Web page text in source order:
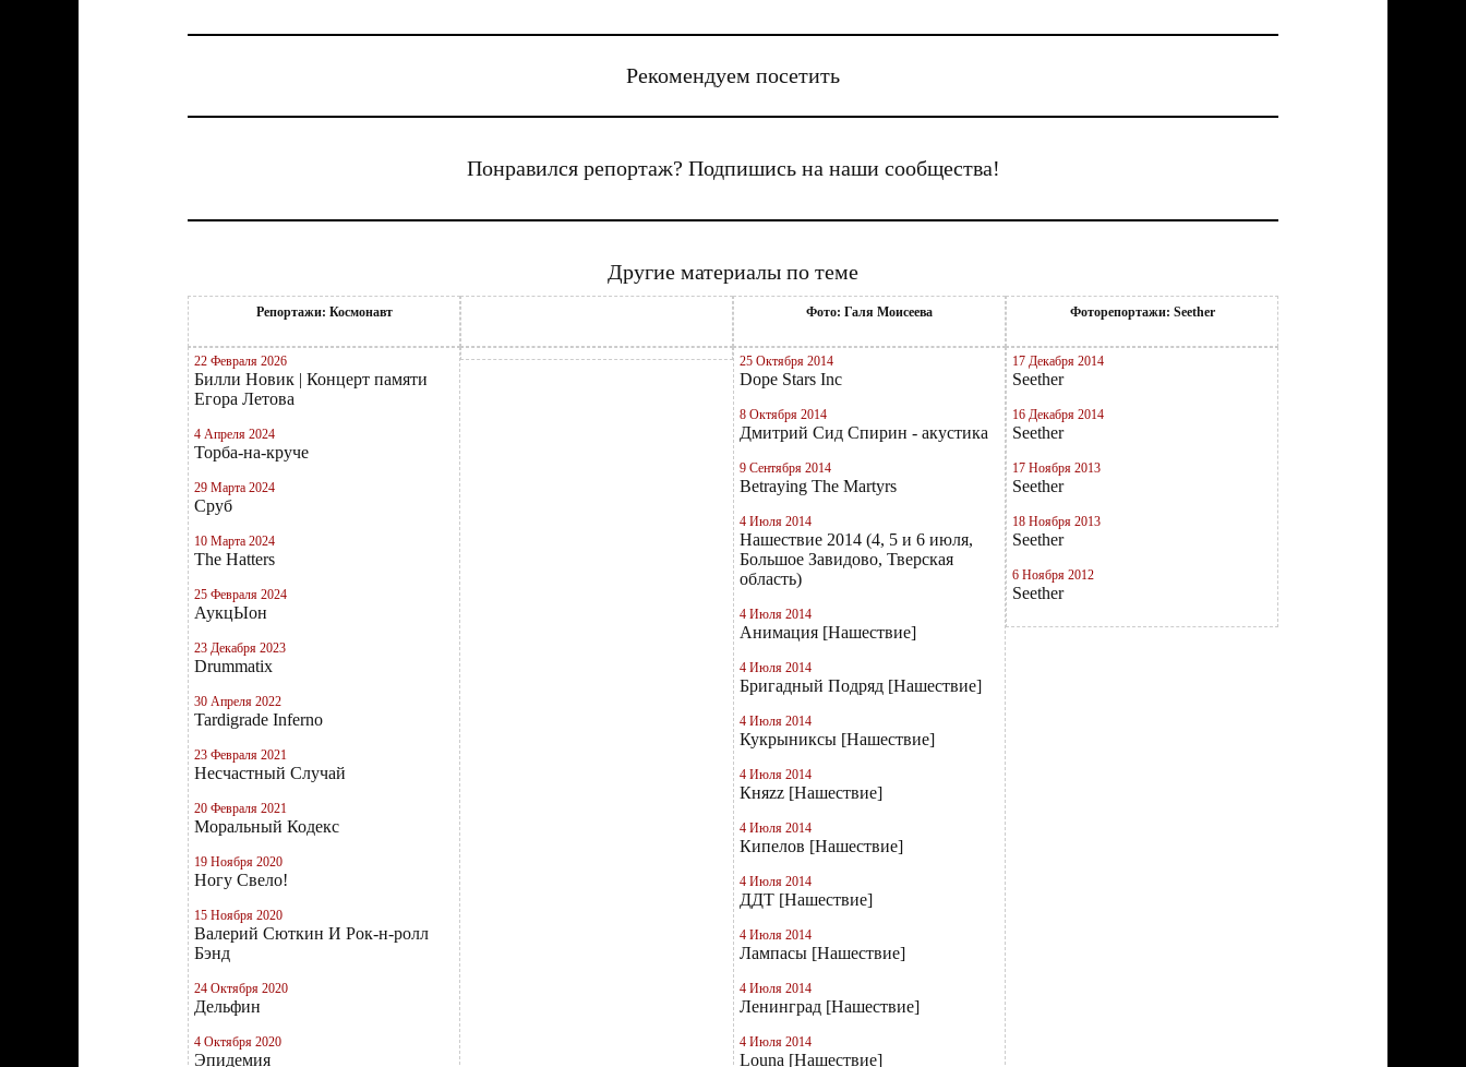
Рекомендуем посетить
Понравился репортаж? Подпишись на наши сообщества!
Другие материалы по теме
Репортажи: Космонавт
22 Февраля 2026
Билли Новик | Концерт памяти
Егора Летова
4 Апреля 2024
Торба-на-круче
29 Марта 2024
Сруб
10 Марта 2024
The Hatters
25 Февраля 2024
АукцЫон
23 Декабря 2023
Drummatix
30 Апреля 2022
Tardigrade Inferno
23 Февраля 2021
Несчастный Случай
20 Февраля 2021
Моральный Кодекс
19 Ноября 2020
Ногу Свело!
15 Ноября 2020
Валерий Сюткин И Рок-н-ролл
Бэнд
24 Октября 2020
Дельфин
4 Октября 2020
Эпидемия
Фото: Галя Моисеева
25 Октября 2014
Dope Stars Inc
8 Октября 2014
Дмитрий Сид Спирин - акустика
9 Сентября 2014
Betraying The Martyrs
4 Июля 2014
Нашествие 2014 (4, 5 и 6 июля,
Большое Завидово, Тверская
область)
4 Июля 2014
Анимация [Нашествие]
4 Июля 2014
Бригадный Подряд [Нашествие]
4 Июля 2014
Кукрыниксы [Нашествие]
4 Июля 2014
Княzz [Нашествие]
4 Июля 2014
Кипелов [Нашествие]
4 Июля 2014
ДДТ [Нашествие]
4 Июля 2014
Лампасы [Нашествие]
4 Июля 2014
Ленинград [Нашествие]
4 Июля 2014
Louna [Нашествие]
Фоторепортажи: Seether
17 Декабря 2014
Seether
16 Декабря 2014
Seether
17 Ноября 2013
Seether
18 Ноября 2013
Seether
6 Ноября 2012
Seether